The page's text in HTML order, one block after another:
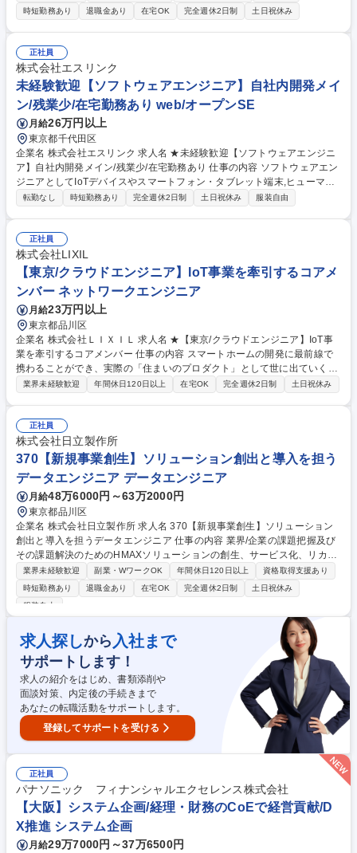
環境において、アプリケーション開発・インフラ領域・DX領域をご担当
いただきます。 ◆信託銀行のIT戦略実現のため、システム企画の提案から
要件定義、設計、製造、テスト、移行、保守、運用まで、ユーザーに近い
立場で全ての工程に携わることが可能なポジションです。ご経験・ご志向
に応じて、将来的にはリーダーとして案件を牽引する役割を担っていただ
く想定です。 募集職種 【会社説明会】8月20日(木)19:00開始/SE募集/MU
FGグループ
時短勤務あり
退職金あり 在宅OK 完全週休2日制 土日祝休み
正社員
株式会社エスリンク
未経験歓迎【ソフトウェアエンジニア】自社内開発メイ
ン/残業少/在宅勤務あり web/オープンSE
月給26万円以上
東京都千代田区
企業名 株式会社エスリンク 求人名 ★未経験歓迎【ソフトウェアエンジニ
ア】自社内開発メイン/残業少/在宅勤務あり 仕事の内容 ソフトウェアエン
ジニアとしてIoTデバイスやスマートフォン・タブレット端末,ヒューマノ
イドロボットをはじめWebサービスに関わる開発を主にお任せします。A
状況下のみ抑止制御を行うことは可能かの技術検証。 ・上記の技術検証を
利用したアプリ開発 【ワークライフバランス×スキルアップ環境】メイン
は自社内開発。開発に打ち込める環境が整っています。フレックスタイム
制有。残業20h/月以下でメリハリをつけて、プライベートも大切にできる
環境です。 募集職種 ★未経験歓迎【ソフトウェアエンジニア】自社内開
発メイン/残業少/在宅勤務あり
転勤なし 時短勤務あり 完全週休2日制 土日祝休み 服装自由
正社員
株式会社LIXIL
【東京/クラウドエンジニア】IoT事業を牽引するコアメ
ンバー ネットワークエンジニア
月給23万円以上
東京都品川区
企業名 株式会社ＬＩＸＩＬ 求人名 ★【東京/クラウドエンジニア】IoT事
業を牽引するコアメンバー 仕事の内容 スマートホームの開発に最前線で
携わることができ、実際の「住まいのプロダクト」として世に出ていくた
め、LIXILのIoT事業の成長と、人々の生活が豊かになる過程をダイレクト
に伴うクラウドシステム全体の設計・開発・運用 ・収集データの活用やデ
ータ分析に基づいたサービス改善 ・新しいIoT商品の開発･付加価値の提案
募集職種 ★【東京/クラウドエンジニア】IoT事業を牽引するコアメンバー
業界未経験歓迎 年間休日120日以上 在宅OK 完全週休2日制 土日祝休み
正社員
株式会社日立製作所
370【新規事業創生】ソリューション創出と導入を担う
データエンジニア データエンジニア
月給48万6000円～63万2000円
東京都品川区
企業名 株式会社日立製作所 求人名 370【新規事業創生】ソリューション
創出と導入を担うデータエンジニア 仕事の内容 業界/企業の課題把握及び
その課題解決のためのHMAXソリューションの創生、サービス化、リカー
リング、新たな顧客の獲得や、既存顧客への新たな価値の提供により、ス
ケールアップ/N倍化などご担当いただきます。 ■日立のMI・AIツールを直
感的に使えるWebアプリの設計・開発・テスト・リリース・サポート ■化
Opsパイプライン構築・バックエンド開発 ■顧客のデータマネジメント支
援(データ定義、活用ルール検討、品質課題対応)及びPoC推進 募集職種 3
70【新規事業創生】ソリューション創出と導入を担うデータエンジニア
業界未経験歓迎 副業・WワークOK 年間休日120日以上
資格取得支援あり
時短勤務あり
退職金あり 在宅OK 完全週休2日制
土日祝休み
服装自由
求人探しから 入社まで
サポートします！
求人の紹介をはじめ、書類添削や
面談対策、内定後の手続きまで
あなたの転職活動をサポートします。
登録してサポートを受ける
正社員
パナソニック フィナンシャルエクセレンス株式会社
【大阪】システム企画/経理・財務のCoEで経営貢献/D
X推進 システム企画
月給29万7000円～37万6500円